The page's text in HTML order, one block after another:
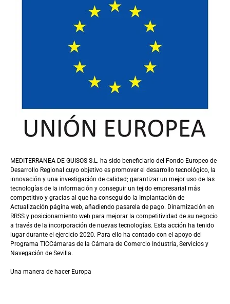
MEDITERRANEA DE GUISOS S.L. ha sido beneficiario del Fondo Europeo de
Desarrollo Regional cuyo objetivo es promover el desarrollo tecnológico, la
innovación y una investigación de calidad; garantizar un mejor uso de las
tecnologías de la información y conseguir un tejido empresarial más
competitivo y gracias al que ha conseguido la Implantación de
Actualización página web, añadiendo pasarela de pago. Dinamización en
RRSS y posicionamiento web para mejorar la competitividad de su negocio
a través de la incorporación de nuevas tecnologías. Esta acción ha tenido
lugar durante el ejercicio 2020. Para ello ha contado con el apoyo del
Programa TICCámaras de la Cámara de Comercio Industria, Servicios y
Navegación de Sevilla.
Una manera de hacer Europa